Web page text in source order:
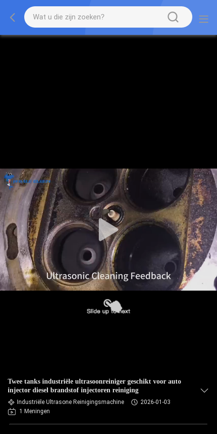
Twee tanks industriële ultrasoonreiniger geschikt voor auto
injector diesel brandstof injectoren reiniging
Industriële Ultrasone Reinigingsmachine
2026-01-03
1 Meningen